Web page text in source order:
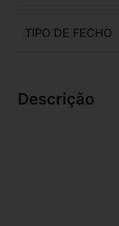
TIPO DE FECHO
Descrição